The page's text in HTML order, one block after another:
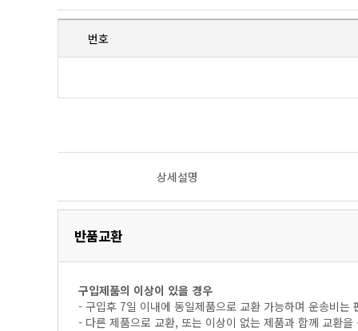
번호
상세설명
반품교환
구입제품의 이상이 있을 경우
- 구입후 7일 이내에 동일제품으로 교환 가능하며 운송비는
- 다른 제품으로 교환, 또는 이상이 없는 제품과 함께 교환